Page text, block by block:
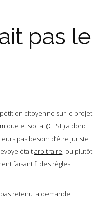
pas le
citoyenne sur le projet
et social (CESE) a donc
pas besoin d’être juriste
étaitarbitraire , ou plutôt
faisant fi des règles
retenu la demande